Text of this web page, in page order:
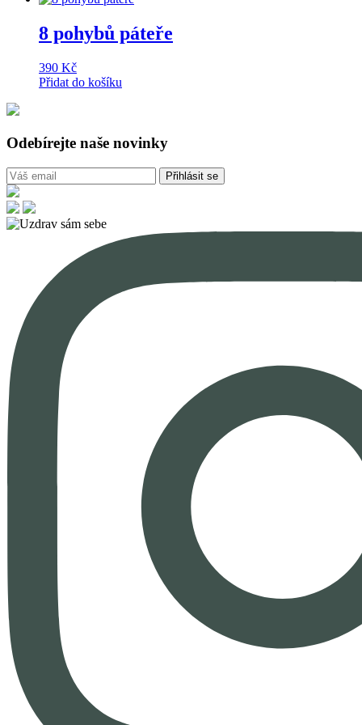
8 pohybů páteře
390 Kč
Přidat do košíku
Odebírejte naše novinky
Přihlásit se